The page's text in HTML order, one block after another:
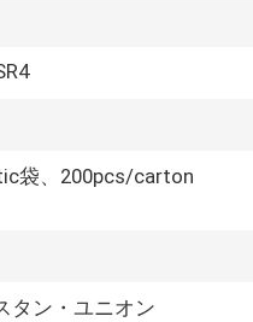
袋、200pcs/carton
タン・ユニオン